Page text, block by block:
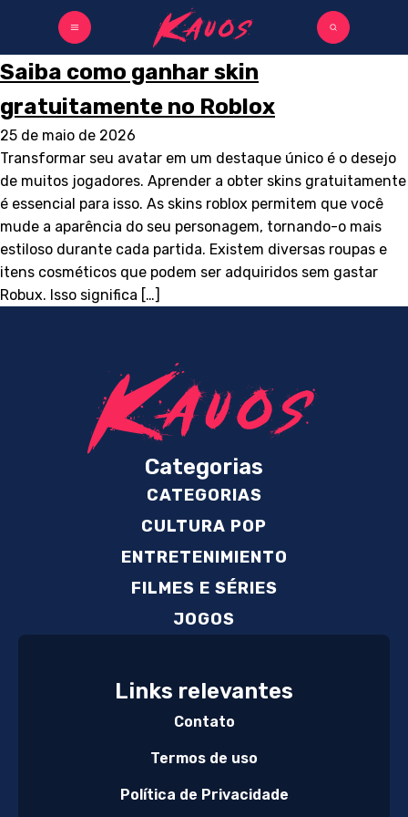
Saiba como ganhar skin
gratuitamente no Roblox
25 de maio de 2026
Transformar seu avatar em um destaque único é o desejo
de muitos jogadores. Aprender a obter skins gratuitamente
é essencial para isso. As skins roblox permitem que você
mude a aparência do seu personagem, tornando-o mais
estiloso durante cada partida. Existem diversas roupas e
itens cosméticos que podem ser adquiridos sem gastar
Robux. Isso significa […]
Categorias
CATEGORIAS
CULTURA POP
ENTRETENIMIENTO
FILMES E SÉRIES
JOGOS
Links relevantes
Contato
Termos de uso
Política de Privacidade